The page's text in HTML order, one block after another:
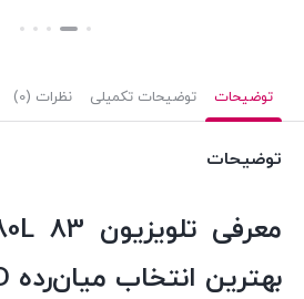
بستن
توضیحات توضیحات تکمیلی نظرات (0)
توضیحات
بهترین انتخاب میان‌رده OLED